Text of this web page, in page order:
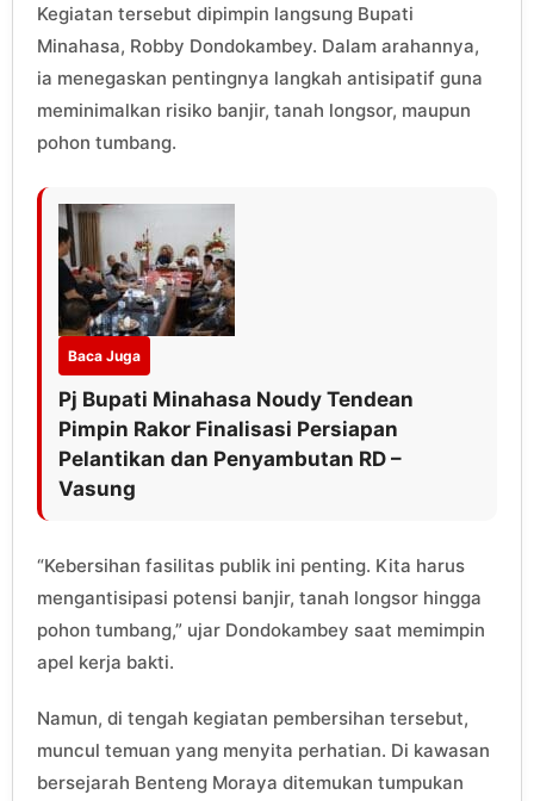
Kegiatan tersebut dipimpin langsung Bupati
Minahasa, Robby Dondokambey. Dalam arahannya,
ia menegaskan pentingnya langkah antisipatif guna
meminimalkan risiko banjir, tanah longsor, maupun
pohon tumbang.
Baca Juga
Pj Bupati Minahasa Noudy Tendean
Pimpin Rakor Finalisasi Persiapan
Pelantikan dan Penyambutan RD –
Vasung
“Kebersihan fasilitas publik ini penting. Kita harus
mengantisipasi potensi banjir, tanah longsor hingga
pohon tumbang,” ujar Dondokambey saat memimpin
apel kerja bakti.
Namun, di tengah kegiatan pembersihan tersebut,
muncul temuan yang menyita perhatian. Di kawasan
bersejarah Benteng Moraya ditemukan tumpukan